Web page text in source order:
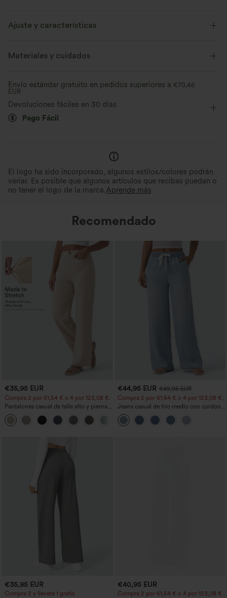
fresco al tacto.
Ajuste y características
Sujetador integrado
Túnica
Materiales y cuidados
Envío estándar gratuito en pedidos superiores a €70,46
EUR
Devoluciones fáciles en 30 días
Pago Fácil
El logo ha sido incorporado, algunos estilos/colores podrán
variar. Es posible que algunos artículos que recibas puedan o
no tener el logo de la marca.Aprende más
Recomendado
€35,95 EUR
Compra 2 por 61,54 € o 4 por 123,08 €.
Pantalones casual de talle alto y pierna
recta con tacto de lino y bolsillos
+5
€44,95 EUR €49,95 EUR
Compra 2 por 61,54 € o 4 por 123,08 €.
Jeans casual de tiro medio con cordón y
bolsillos
€35,95 EUR
Compra 2 y llévate 1 gratis
€40,95 EUR
Compra 2 por 61,54 € o 4 por 123,08 €.